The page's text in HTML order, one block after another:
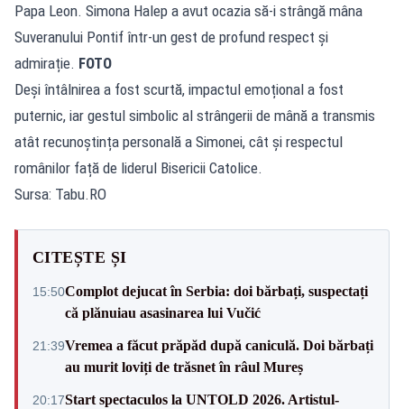
Papa Leon. Simona Halep a avut ocazia să-i strângă mâna
Suveranului Pontif într-un gest de profund respect și
admirație. FOTO
Deși întâlnirea a fost scurtă, impactul emoțional a fost
puternic, iar gestul simbolic al strângerii de mână a transmis
atât recunoștința personală a Simonei, cât și respectul
românilor față de liderul Bisericii Catolice.
Sursa: Tabu.RO
CITEȘTE ȘI
15:50Complot dejucat în Serbia: doi bărbați, suspectați
că plănuiau asasinarea lui Vučić
21:39Vremea a făcut prăpăd după caniculă. Doi bărbați
au murit loviți de trăsnet în râul Mureș
20:17Start spectaculos la UNTOLD 2026. Artistul-